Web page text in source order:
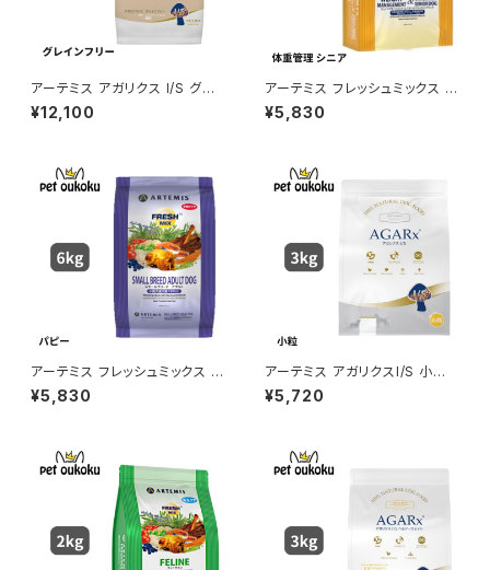
アーテミス アガリクス I/S グレ
インフリー 小粒 6kg ドッグフー
ド 4589602260631
¥12,100
アーテミス フレッシュミックス ウ
ェイトマネージメント＆スモール
ブリードシニア 3kg
¥5,830
アーテミス フレッシュミックス ス
モールブリードアダルト 3kg
¥5,830
アーテミス アガリクスI/S 小粒
3kg 8133690054908
¥5,720